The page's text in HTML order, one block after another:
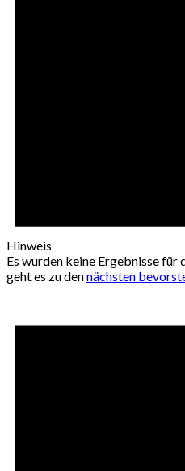
Hinweis
Es wurden keine Ergebnisse
geht es zu dennächsten